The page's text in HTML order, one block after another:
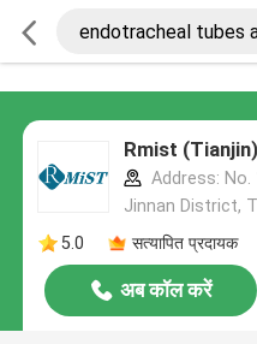
Rmist
Address: No.
Jinnan District,
5.0
सत्यापित प्रदायक
अब कॉल करें